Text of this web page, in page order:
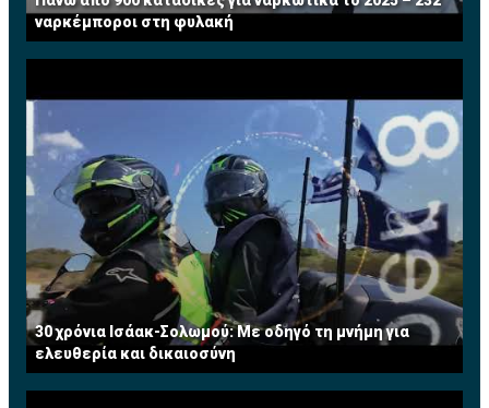
ναρκέμποροι στη φυλακή
30 χρόνια Ισάακ-Σολωμού: Με οδηγό τη μνήμη για
ελευθερία και δικαιοσύνη